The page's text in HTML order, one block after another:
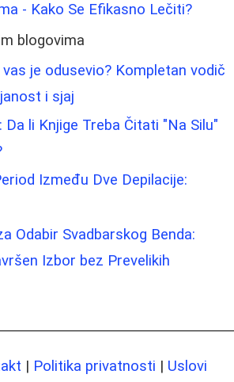
- Kako Se Efikasno Lečiti?
blogovima
je odusevio? Kompletan vodič
i sjaj
li Knjige Treba Čitati "Na Silu"
Između Dve Depilacije:
Odabir Svadbarskog Benda:
Izbor bez Prevelikih
| Politika privatnosti | Uslovi